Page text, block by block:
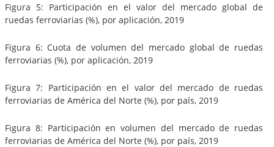
Figura 5: Participación en el valor del mercado global de
ruedas ferroviarias (%), por aplicación, 2019
Figura 6: Cuota de volumen del mercado global de ruedas
ferroviarias (%), por aplicación, 2019
Figura 7: Participación en el valor del mercado de ruedas
ferroviarias de América del Norte (%), por país, 2019
Figura 8: Participación en volumen del mercado de ruedas
ferroviarias de América del Norte (%), por país, 2019